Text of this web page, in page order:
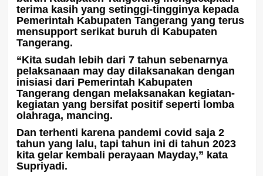
terima kasih yang setinggi-tingginya kepada
Pemerintah Kabupaten Tangerang yang terus
mensupport serikat buruh di Kabupaten
Tangerang.
“Kita sudah lebih dari 7 tahun sebenarnya
pelaksanaan may day dilaksanakan dengan
inisiasi dari Pemerintah Kabupaten
Tangerang dengan melaksanakan kegiatan-
kegiatan yang bersifat positif seperti lomba
olahraga, mancing.
Dan terhenti karena pandemi covid saja 2
tahun yang lalu, tapi tahun ini di tahun 2023
kita gelar kembali perayaan Mayday,” kata
Supriyadi.